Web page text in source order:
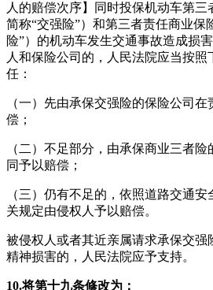
人的赔偿次序】同时投保机动车第
简称“交强险”）和第三者责任商业保
险”）的机动车发生交通事故造成损
人和保险公司的，人民法院应当按
任：
（一）先由承保交强险的保险公司
偿；
（二）不足部分，由承保商业三者
同予以赔偿；
（三）仍有不足的，依照道路交通
关规定由侵权人予以赔偿。
被侵权人或者其近亲属请求承保交强
精神损害的，人民法院应予支持。
10.将第十九条修改为：